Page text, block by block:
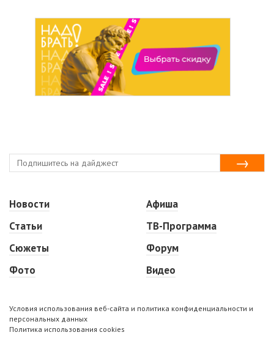
Новости
Статьи
Сюжеты
Фото
Афиша
ТВ-Программа
Форум
Видео
Условия использования веб-сайта и политика конфиденциальности и
персональных данных
Политика использования cookies